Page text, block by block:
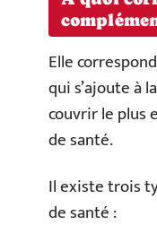
Elle
qui s’ajoute à
couvrir le plus
de santé.
Il existetrois
de santé :